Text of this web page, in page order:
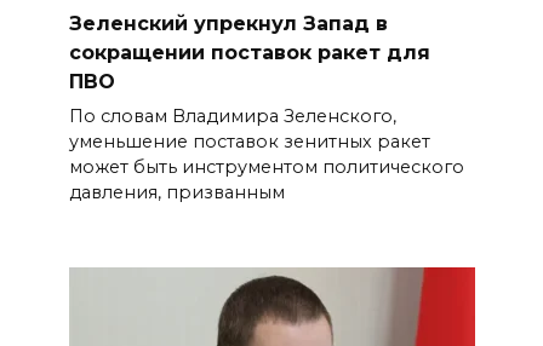
Зеленский упрекнул Запад в
сокращении поставок ракет для
ПВО
По словам Владимира Зеленского,
уменьшение поставок зенитных ракет
может быть инструментом политического
давления, призванным